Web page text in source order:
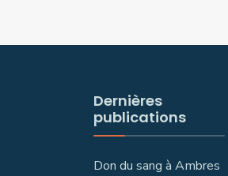
Dernières
publications
Don du sang à Ambres